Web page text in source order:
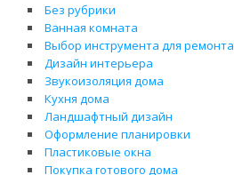
Без рубрики
Ванная комната
Выбор инструмента для ремонта
Дизайн интерьера
Звукоизоляция дома
Кухня дома
Ландшафтный дизайн
Оформление планировки
Пластиковые окна
Покупка готового дома